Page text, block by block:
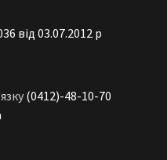
від 03.07.2012 р
(0412)-48-10-70